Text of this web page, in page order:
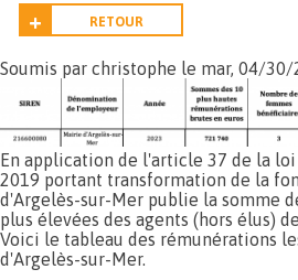
RETOUR
Soumis par christophe le mar, 04/
En application de l'article 37 de la loi
2019 portant transformation de la
d'Argelès-sur-Mer publie la somme
plus élevées des agents (hors élus)
Voici le tableau des rémunérations
d'Argelès-sur-Mer.